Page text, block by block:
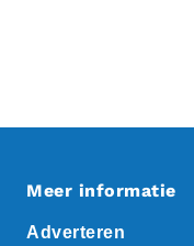
Meer informatie
Adverteren